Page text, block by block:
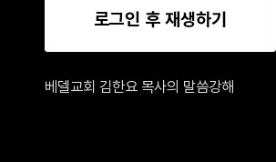
로그인 후 재생하기
베델교회 김한요 목사의 말씀강해